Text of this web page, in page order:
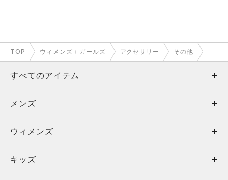
TOP ウィメンズ＋ガールズ アクセサリー その他
すべてのアイテム
メンズ
ウィメンズ
キッズ
メンズ
トップス
ボトムス
ウィメンズ
トップス
キッズ